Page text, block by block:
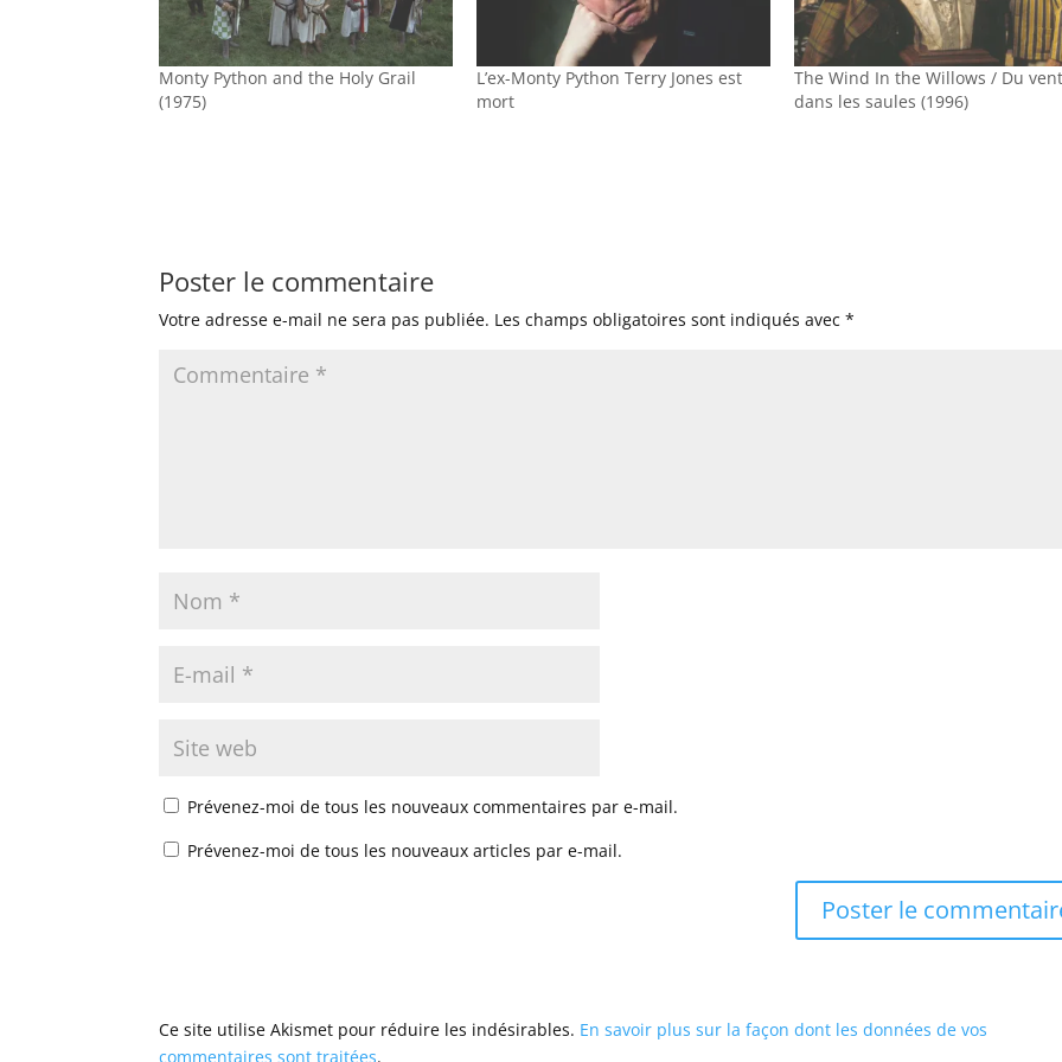
Monty Python and the Holy Grail
(1975)
L’ex-Monty Python Terry Jones est
mort
The Wind In the Willows / Du
dans les saules (1996)
Poster le commentaire
Votre adresse e-mail ne sera pas publiée. Les champs obligatoires sont indiqués avec*
Prévenez-moi de tous les nouveaux commentaires par e-mail.
Prévenez-moi de tous les nouveaux articles par e-mail.
Ce site utilise Akismet pour réduire les indésirables. En savoir plus sur la façon dont les données de vos
commentaires sont traitées.